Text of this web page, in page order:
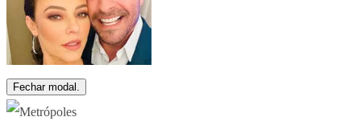
Fechar modal.